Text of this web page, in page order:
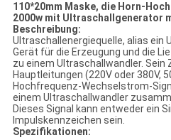
110*20mm Maske, die Horn-
2000w mit Ultraschallgenerator
Beschreibung:
Ultraschallenergiequelle, alias ein
Gerät für die Erzeugung und die
zu einem Ultraschallwandler. Sein
Hauptleitungen (220V oder 380V,
Hochfrequenz-Wechselstrom-
einem Ultraschallwandler
Dieses Signal kann entweder ein
Impulskennzeichen sein.
Spezifikationen: